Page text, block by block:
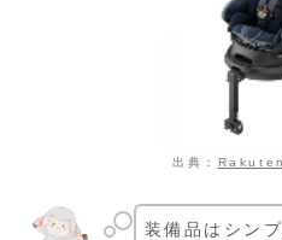
出典：
装備品はシン